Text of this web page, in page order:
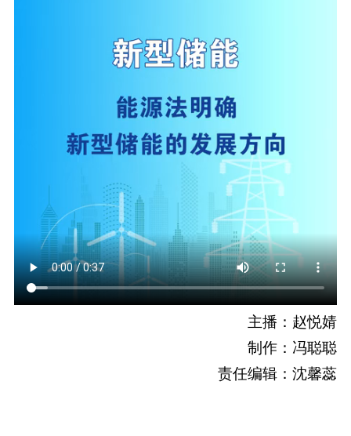
主播：赵悦婧
制作：冯聪聪
责任编辑：沈馨蕊